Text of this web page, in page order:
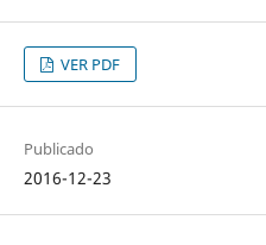
VER PDF
Publicado
2016-12-23